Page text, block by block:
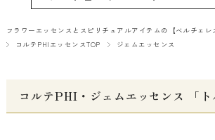
フラワーエッセンスとスピリチュアルアイテムの【ベルチェレ
コルテPHIエッセンスTOP
ジェムエッセンス
コルテPHI・ジェムエッセンス 「ト